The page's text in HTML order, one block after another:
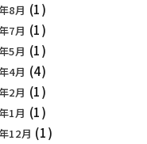
8月 (1)
7月 (1)
5月 (1)
4月 (4)
2月 (1)
1月 (1)
12月 (1)